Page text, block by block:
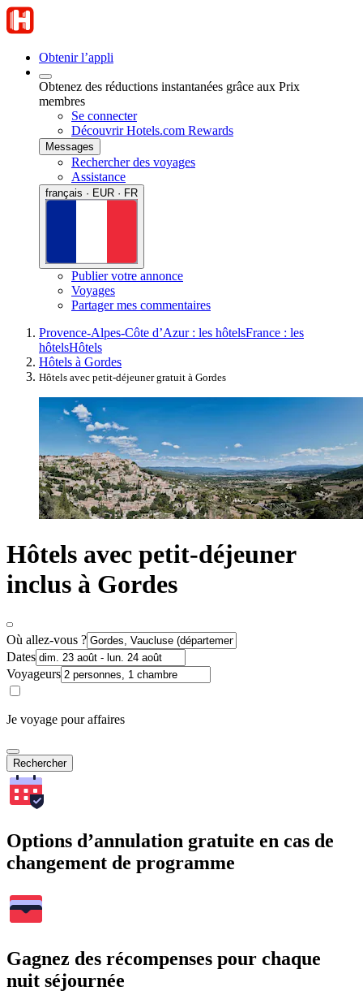
Obtenir l’appli
Obtenez des réductions instantanées grâce aux Prix
membres
Se connecter
Découvrir Hotels.com Rewards
Messages
Rechercher des voyages
Assistance
français · EUR · FR
Publier votre annonce
Voyages
Partager mes commentaires
Provence-Alpes-Côte d’Azur : les hôtelsFrance : les
hôtelsHôtels
Hôtels à Gordes
Hôtels avec petit-déjeuner gratuit à Gordes
Hôtels avec petit-déjeuner
inclus à Gordes
Où allez-vous ?
Dates
Voyageurs
Je voyage pour affaires
Rechercher
Options d’annulation gratuite en cas de
changement de programme
Gagnez des récompenses pour chaque
nuit séjournée